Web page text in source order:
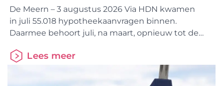
De Meern – 3 augustus 2026 Via HDN kwamen
in juli 55.018 hypotheekaanvragen binnen.
Daarmee behoort juli, na maart, opnieuw tot de
meer dan juli vorig jaar. Binnen de markt is wel een
duidelijke verschuiving zichtbaar. Kopers nemen
een groter aandeel voor hun rekening.
Lees meer